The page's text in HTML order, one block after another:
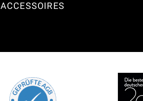
ACCESSOIRES